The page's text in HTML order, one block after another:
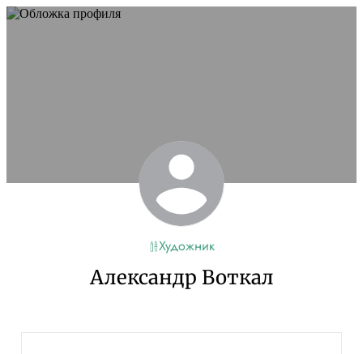
Художник
Александр Воткал